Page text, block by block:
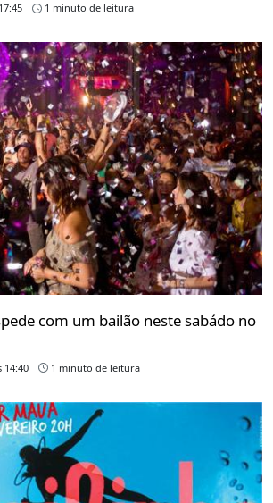
1 minuto de leitura
com um bailão neste sabádo no
14:40 1 minuto de leitura